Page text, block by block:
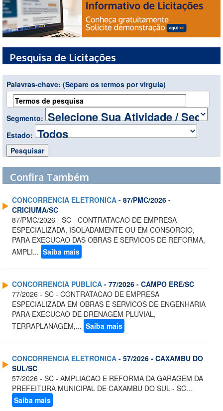
Pesquisa de Licitações
Palavras-chave: (Separe os termos por virgula)
Segmento:
Estado:
Confira Também
CONCORRENCIA ELETRONICA - 87/PMC/2026 -
CRICIUMA/SC
87/PMC/2026 - SC - CONTRATACAO DE EMPRESA
ESPECIALIZADA, ISOLADAMENTE OU EM CONSORCIO,
PARA EXECUCAO DAS OBRAS E SERVICOS DE REFORMA,
AMPLI... Saiba mais
CONCORRENCIA PUBLICA - 77/2026 - CAMPO ERE/SC
77/2026 - SC - CONTRATACAO DE EMPRESA
ESPECIALIZADA EM OBRAS E SERVICOS DE ENGENHARIA
PARA EXECUCAO DE DRENAGEM PLUVIAL,
TERRAPLANAGEM,... Saiba mais
CONCORRENCIA ELETRONICA - 57/2026 - CAXAMBU DO
SUL/SC
57/2026 - SC - AMPLIACAO E REFORMA DA GARAGEM DA
PREFEITURA MUNICIPAL DE CAXAMBU DO SUL - SC...
Saiba mais